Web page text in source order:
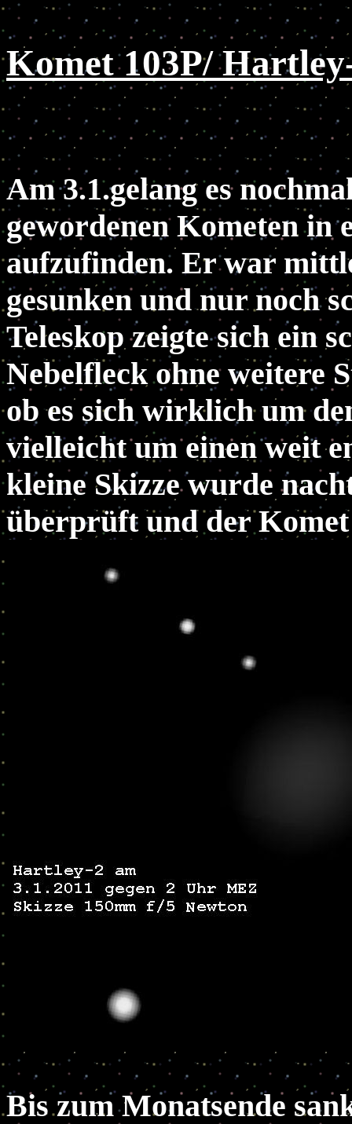
Komet 103P/
Am 3.1.gelang es
gewordenen Kometen in
aufzufinden. Er war
gesunken und nur noch
Teleskop zeigte sich ein
Nebelfleck ohne weitere
ob es sich wirklich um
vielleicht um einen weit
kleine Skizze wurde
überprüft und der
Bis zum Monatsende